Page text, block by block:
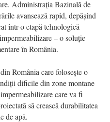
Administrația Bazinală de
avansează rapid, depășind
într-o etapă tehnologică
– o soluție
în România.
România care folosește o
dificile din zone montane
care va fi
să crească durabilitatea
de apă.